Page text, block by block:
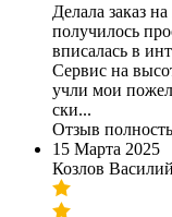
Делала заказ
получилось
вписалась в
Сервис на
учли мои
ски...
Отзыв
15 Марта 2025
Козлов Василий